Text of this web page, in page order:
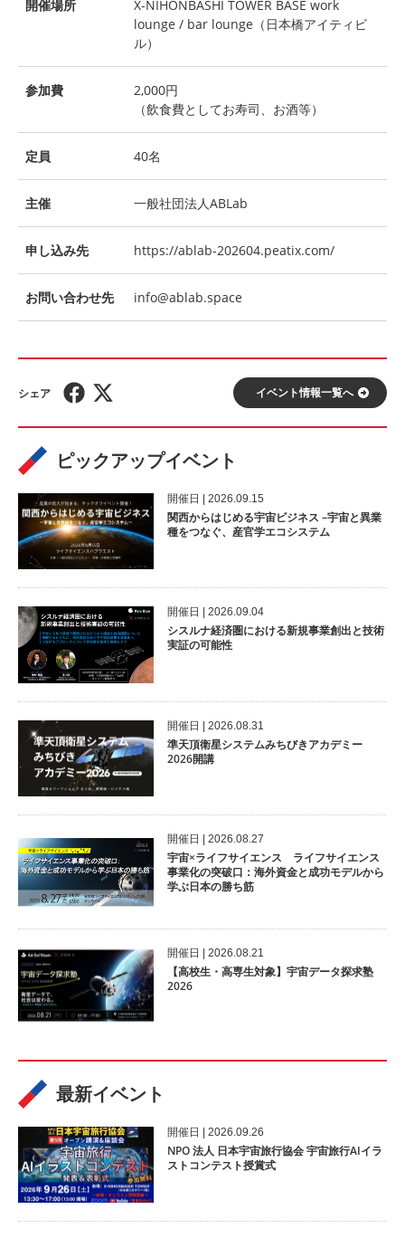
開催場所
X-NIHONBASHI TOWER BASE work
lounge / bar lounge（日本橋アイティビ
ル）
参加費
2,000円
（飲食費としてお寿司、お酒等）
定員 40名
主催 一般社団法人ABLab
申し込み先 https://ablab-202604.peatix.com/
お問い合わせ先 info@ablab.space
イベント情報⼀覧へ
ピックアップイベント
開催⽇ | 2026.09.15
関西からはじめる宇宙ビジネス –宇宙と異業
種をつなぐ、産官学エコシステム
開催⽇ | 2026.09.04
シスルナ経済圏における新規事業創出と技術
実証の可能性
開催⽇ | 2026.08.31
準天頂衛星システムみちびきアカデミー
2026開講
開催⽇ | 2026.08.27
宇宙×ライフサイエンス ライフサイエンス
事業化の突破口：海外資金と成功モデルから
学ぶ日本の勝ち筋
開催⽇ | 2026.08.21
【高校生・高専生対象】宇宙データ探求塾
2026
最新イベント
開催⽇ | 2026.09.26
NPO 法人 日本宇宙旅行協会 宇宙旅行AIイラ
ストコンテスト授賞式